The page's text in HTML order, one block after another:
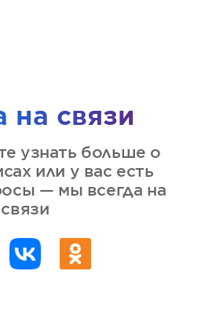
на связи
узнать больше о
или у вас есть
— мы всегда на
связи